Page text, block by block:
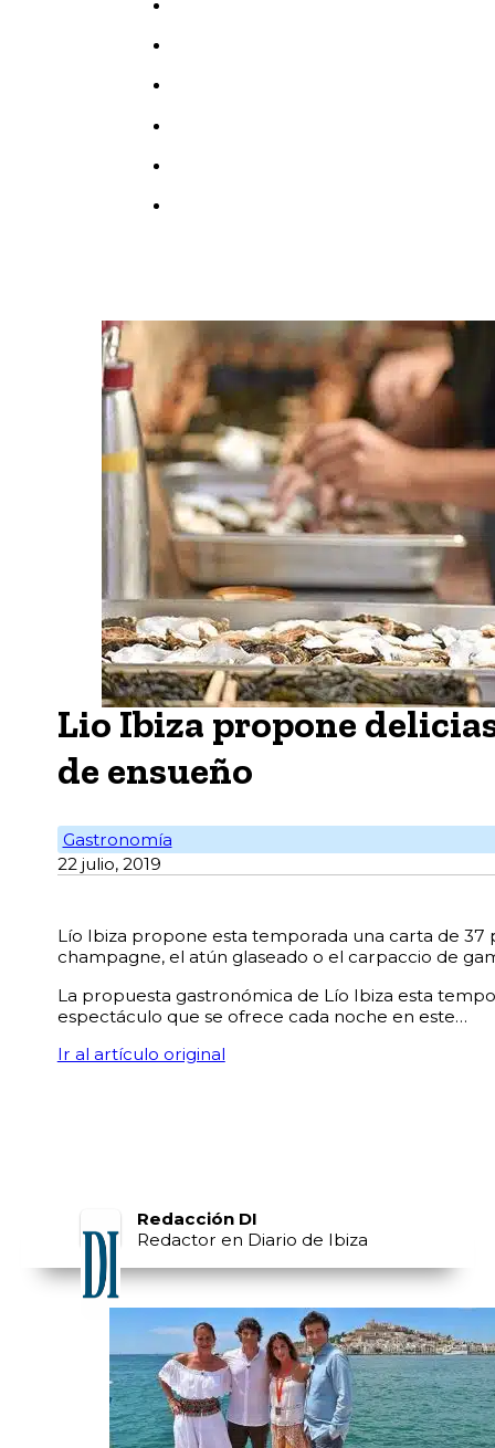
Lio Ibiza propone
de ensueño
Gastronomía
22 julio, 2019
Lío Ibiza propone esta temporada una carta de 37
champagne, el atún glaseado o el carpaccio de
La propuesta gastronómica de Lío Ibiza esta
espectáculo que se ofrece cada noche en este…
Ir al artículo original
Redacción DI
Redactor en Diario de Ibiza